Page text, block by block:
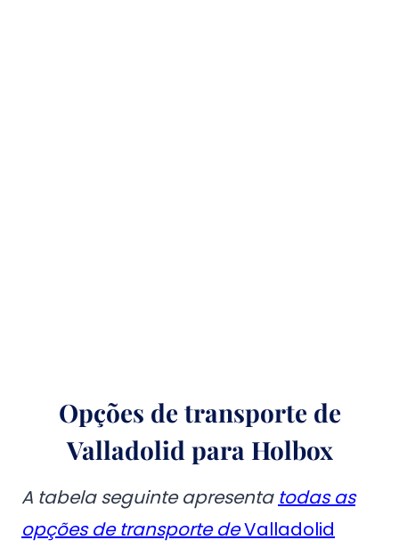
Opções de transporte de
Valladolid para Holbox
A tabela seguinte apresenta todas as
opções de transporte deValladolid